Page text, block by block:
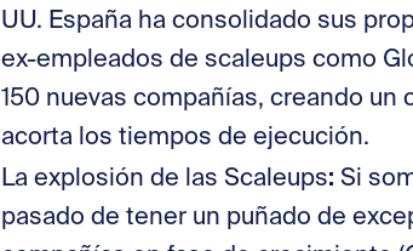
UU. España ha consolidado sus
ex-empleados de scaleups como
150 nuevas compañías, creando
acorta los tiempos de ejecución.
La explosión de las Scaleups: Si
pasado de tener un puñado de